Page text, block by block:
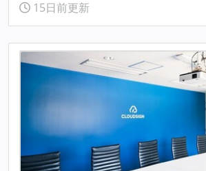
15日前更新